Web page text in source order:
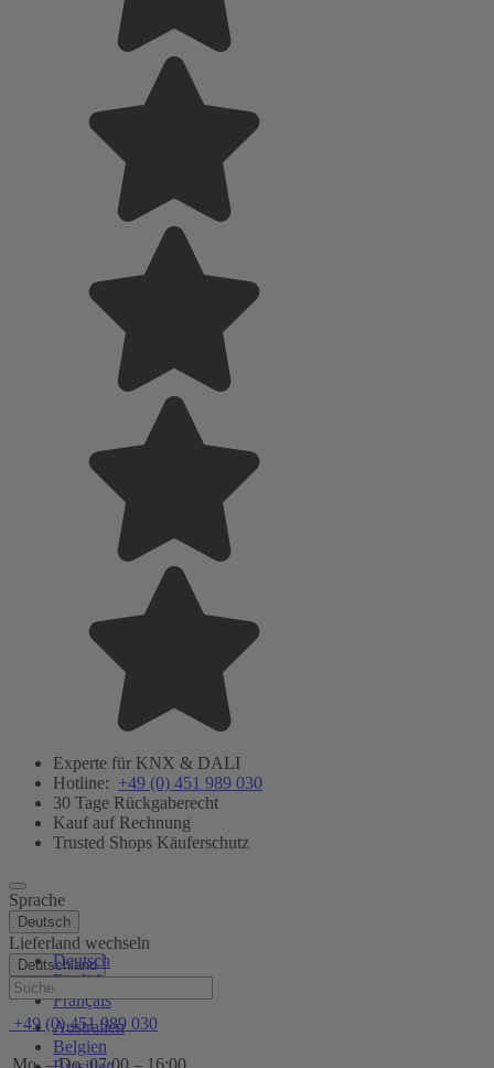
Experte für KNX & DALI
Hotline: +49 (0) 451 989 030
30 Tage Rückgaberecht
Kauf auf Rechnung
Trusted Shops Käuferschutz
Sprache
Deutsch
Deutsch
English
Français
Lieferland wechseln
Deutschland
Australien
Belgien
Hilfe
+49 (0) 451 989 030
Mo. – Do. 07:00 – 16:00